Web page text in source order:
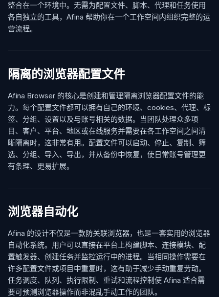
整合在一个环境中。无需为配置文件、脚本、代理和任务使用
各自独立的工具，Afina 帮助你在一个工作空间内组织完整的运
营流程。
隔离的浏览器配置文件
Afina Browser 的核心是创建和管理隔离浏览器配置文件的能
力。每个配置文件都可以拥有自己的环境、cookies、代理、标
签、分组、设置以及与账号相关的数据。当团队处理众多项
目、客户、平台、地区或在线服务并需要在各工作空间之间清
晰隔离时，这非常有用。配置文件可以启动、停止、复制、筛
选、分组、导入、导出，并从备份中恢复，使日常账号管理更
有条理、更易扩展。
浏览器自动化
Afina 的设计不仅是一款防关联浏览器，也是一套实用的浏览器
自动化系统。用户可以直接在平台上构建脚本、连接模块、配
置触发器、创建任务并监控运行中的进程。当相同操作需要在
许多配置文件或项目中重复时，这有助于减少手动重复劳动。
任务调度、队列、执行限制、重试和流程控制使 Afina 适合需
要可预测浏览器操作而非混乱手动工作的团队。